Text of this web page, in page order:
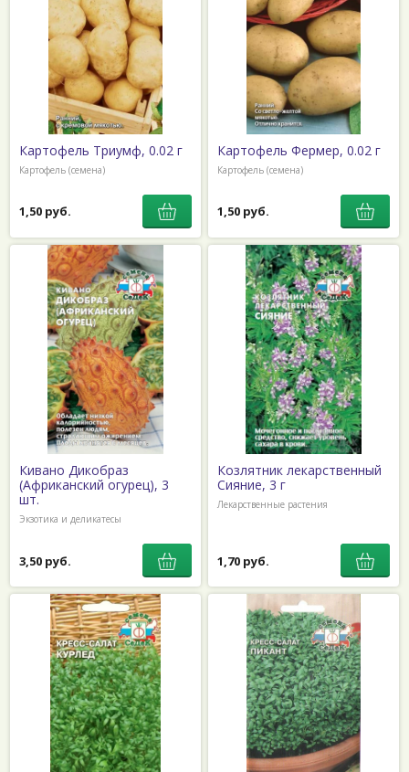
Картофель Триумф, 0.02 г
Картофель (семена)
1,50 руб.
Картофель Фермер, 0.02 г
Картофель (семена)
1,50 руб.
Кивано Дикобраз
(Африканский огурец), 3
шт.
Экзотика и деликатесы
3,50 руб.
Козлятник лекарственный
Сияние, 3 г
Лекарственные растения
1,70 руб.